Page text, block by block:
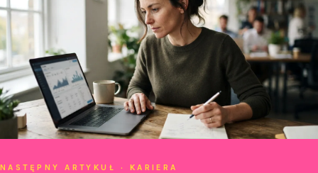
NASTĘPNY ARTYKUŁ · KARIERA